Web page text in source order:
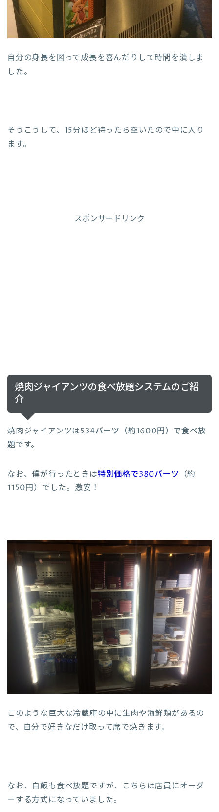
自分の身長を図って成長を喜んだりして時間を潰しま
した。
そうこうして、15分ほど待ったら空いたので中に入り
ます。
スポンサードリンク
焼肉ジャイアンツの食べ放題システムのご紹
介
焼肉ジャイアンツは534バーツ（約1600円）で食べ放
題です。
なお、僕が行ったときは特別価格で380バーツ （約
1150円）でした。激安！
このような巨大な冷蔵庫の中に生肉や海鮮類があるの
で、自分で好きなだけ取って席で焼きます。
なお、白飯も食べ放題ですが、こちらは店員にオーダ
ーする方式になっていました。